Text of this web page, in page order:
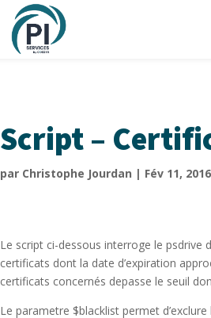
Script –
par Christophe Jourdan | Fév 11, 2016
Le script ci-dessous interroge le psdrive
certificats dont la date d’expiration
certificats concernés depasse le seuil
Le parametre $blacklist permet